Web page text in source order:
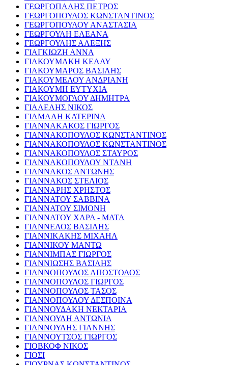
ΓΕΩΡΓΟΠΑΛΗΣ ΠΕΤΡΟΣ
ΓΕΩΡΓΟΠΟΥΛΟΣ ΚΩΝΣΤΑΝΤΙΝΟΣ
ΓΕΩΡΓΟΠΟΥΛΟΥ ΑΝΑΣΤΑΣΙΑ
ΓΕΩΡΓΟΥΛΗ ΕΛΕΑΝΑ
ΓΕΩΡΓΟΥΛΗΣ ΑΛΕΞΗΣ
ΓΙΑΓΚΙΩΖΗ ΑΝΝΑ
ΓΙΑΚΟΥΜΑΚΗ ΚΕΛΛΥ
ΓΙΑΚΟΥΜΑΡΟΣ ΒΑΣΙΛΗΣ
ΓΙΑΚΟΥΜΕΛΟΥ ΑΝΔΡΙΑΝΗ
ΓΙΑΚΟΥΜΗ ΕΥΤΥΧΙΑ
ΓΙΑΚΟΥΜΟΓΛΟΥ ΔΗΜΗΤΡΑ
ΓΙΑΛΕΛΗΣ ΝΙΚΟΣ
ΓΙΑΜΑΛΗ ΚΑΤΕΡΙΝΑ
ΓΙΑΝΝΑΚΑΚΟΣ ΓΙΩΡΓΟΣ
ΓΙΑΝΝΑΚΟΠΟΥΛΟΣ ΚΩΝΣΤΑΝΤΙΝΟΣ
ΓΙΑΝΝΑΚΟΠΟΥΛΟΣ ΚΩΝΣΤΑΝΤΙΝΟΣ
ΓΙΑΝΝΑΚΟΠΟΥΛΟΣ ΣΤΑΥΡΟΣ
ΓΙΑΝΝΑΚΟΠΟΥΛΟΥ ΝΤΑΝΗ
ΓΙΑΝΝΑΚΟΣ ΑΝΤΩΝΗΣ
ΓΙΑΝΝΑΚΟΣ ΣΤΕΛΙΟΣ
ΓΙΑΝΝΑΡΗΣ ΧΡΗΣΤΟΣ
ΓΙΑΝΝΑΤΟΥ ΣΑΒΒΙΝΑ
ΓΙΑΝΝΑΤΟΥ ΣΙΜΟΝΗ
ΓΙΑΝΝΑΤΟΥ ΧΑΡΑ - ΜΑΤΑ
ΓΙΑΝΝΕΛΟΣ ΒΑΣΙΛΗΣ
ΓΙΑΝΝΙΚΑΚΗΣ ΜΙΧΑΗΛ
ΓΙΑΝΝΙΚΟΥ ΜΑΝΤΩ
ΓΙΑΝΝΙΜΠΑΣ ΓΙΩΡΓΟΣ
ΓΙΑΝΝΙΩΣΗΣ ΒΑΣΙΛΗΣ
ΓΙΑΝΝΟΠΟΥΛΟΣ ΑΠΟΣΤΟΛΟΣ
ΓΙΑΝΝΟΠΟΥΛΟΣ ΓΙΩΡΓΟΣ
ΓΙΑΝΝΟΠΟΥΛΟΣ ΤΑΣΟΣ
ΓΙΑΝΝΟΠΟΥΛΟΥ ΔΕΣΠΟΙΝΑ
ΓΙΑΝΝΟΥΔΑΚΗ ΝΕΚΤΑΡΙΑ
ΓΙΑΝΝΟΥΛΗ ΑΝΤΩΝΙΑ
ΓΙΑΝΝΟΥΛΗΣ ΓΙΑΝΝΗΣ
ΓΙΑΝΝΟΥΤΣΟΣ ΓΙΩΡΓΟΣ
ΓΙΟΒΚΟΦ ΝΙΚΟΣ
ΓΙΟΣΙ